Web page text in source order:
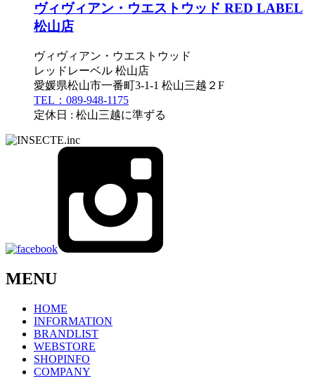
ヴィヴィアン・ウエストウッド RED LABEL
松山店
ヴィヴィアン・ウエストウッド
レッドレーベル 松山店
愛媛県松山市一番町3-1-1 松山三越２F
TEL：089-948-1175
定休日 : 松山三越に準ずる
MENU
HOME
INFORMATION
BRANDLIST
WEBSTORE
SHOPINFO
COMPANY